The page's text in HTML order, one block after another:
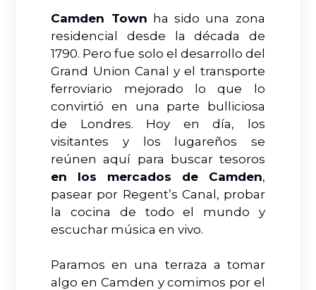
Camden Town ha sido una zona
residencial desde la década de
1790. Pero fue solo el desarrollo del
Grand Union Canal y el transporte
ferroviario mejorado lo que lo
convirtió en una parte bulliciosa
de Londres. Hoy en día, los
visitantes y los lugareños se
reúnen aquí para buscar tesoros
en los mercados de Camden,
pasear por Regent’s Canal, probar
la cocina de todo el mundo y
escuchar música en vivo.
Paramos en una terraza a tomar
algo en Camden y comimos por el